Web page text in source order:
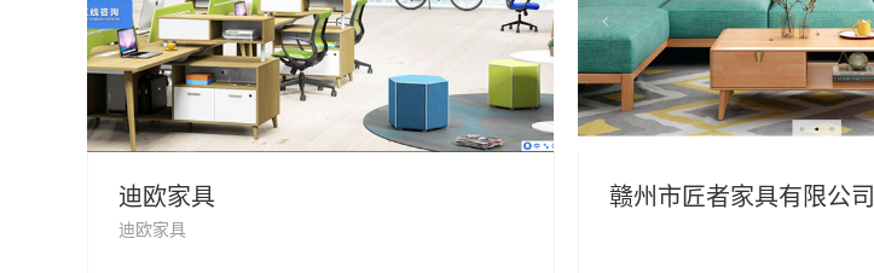
迪欧家具
迪欧家具
赣州市匠者家具有限公司